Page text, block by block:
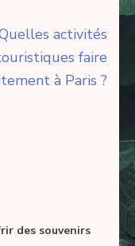
activités
faire
à Paris ?
des souvenirs